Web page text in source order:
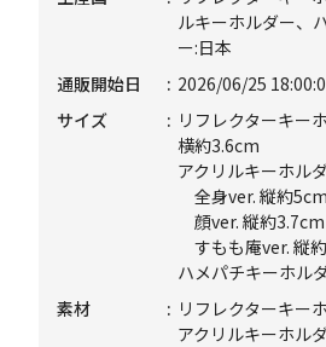
ルキーホルダー、
ー:日本
通販開始日
2026/06/25
サイズ
リフレクターキー
横約3.6cm
アクリルキーホル
全身ver. 縦約
顔ver. 縦約
すもも庵ver. 縦
ハメパチキーホル
素材
リフレクターキー
アクリルキーホル